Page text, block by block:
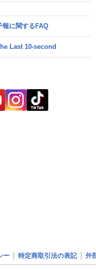
報に関するFAQ
Last 10-second
ー 特定商取引法の表記 外